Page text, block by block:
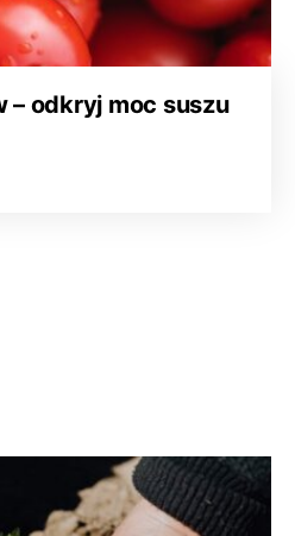
– odkryj moc suszu